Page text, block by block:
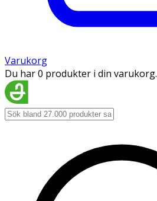
Varukorg
Du har 0 produkter i din varukorg.